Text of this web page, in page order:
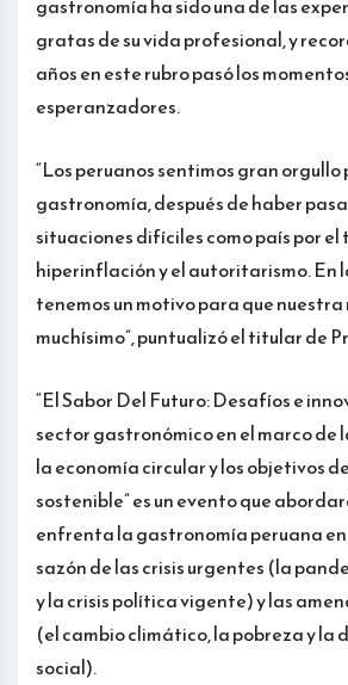
gastronomía ha sido una de las
gratas de su vida profesional, y
años en este rubro pasó los
esperanzadores.
“Los peruanos sentimos gran orgullo
gastronomía, después de haber
situaciones difíciles como país por el
hiperinflación y el autoritarismo. En
tenemos un motivo para que nuestra
muchísimo”, puntualizó el titular de
“El Sabor Del Futuro: Desafíos e
sector gastronómico en el marco de
la economía circular y los objetivos
sostenible” es un evento que
enfrenta la gastronomía peruana
sazón de las crisis urgentes (la
y la crisis política vigente) y las
(el cambio climático, la pobreza y la
social).